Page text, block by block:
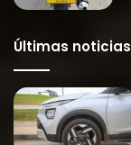
Últimas noticias